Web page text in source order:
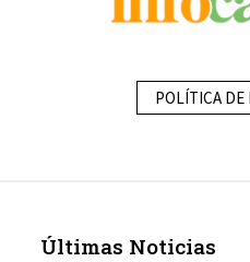
POLÍTICA DE
Últimas Noticias